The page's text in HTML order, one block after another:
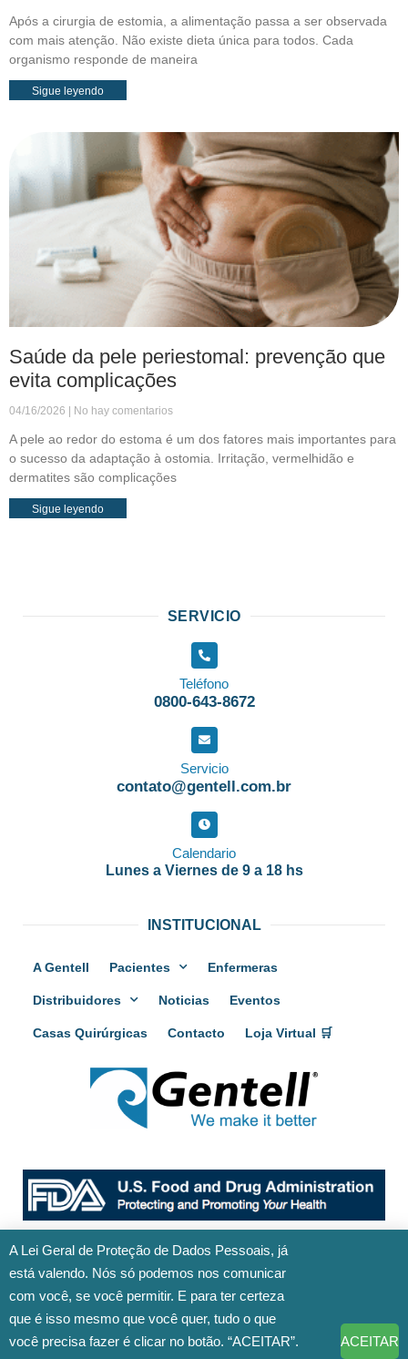
Após a cirurgia de estomia, a alimentação passa a ser observada
com mais atenção. Não existe dieta única para todos. Cada
organismo responde de maneira
Sigue leyendo
Saúde da pele periestomal: prevenção que
evita complicações
04/16/2026 No hay comentarios
A pele ao redor do estoma é um dos fatores mais importantes para
o sucesso da adaptação à ostomia. Irritação, vermelhidão e
dermatites são complicações
Sigue leyendo
SERVICIO
Teléfono
0800-643-8672
Servicio
contato@gentell.com.br
Calendario
Lunes a Viernes de 9 a 18 hs
INSTITUCIONAL
A Gentell Pacientes Enfermeras
Distribuidores Noticias Eventos
Casas Quirúrgicas Contacto Loja Virtual 🛒
© Todos los derechos reservados para Gentell - We make
A Lei Geral de Proteção de Dados Pessoais, já
está valendo. Nós só podemos nos comunicar
com você, se você permitir. E para ter certeza
que é isso mesmo que você quer, tudo o que
você precisa fazer é clicar no botão. “ACEITAR”.
ACEITAR